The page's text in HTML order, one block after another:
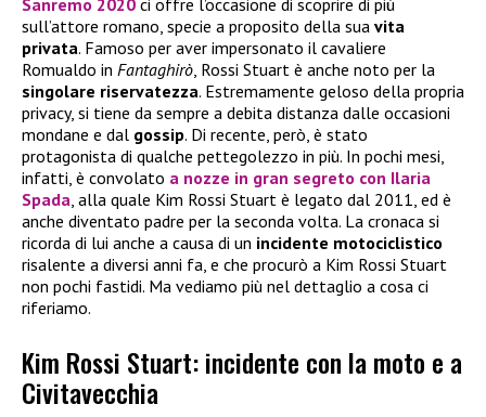
sull’attore romano, specie a proposito della sua vita
privata. Famoso per aver impersonato il cavaliere
Romualdo in Fantaghirò , Rossi Stuart è anche noto per la
singolare riservatezza. Estremamente geloso della propria
privacy, si tiene da sempre a debita distanza dalle occasioni
mondane e dal gossip. Di recente, però, è stato
protagonista di qualche pettegolezzo in più. In pochi mesi,
infatti, è convolato a nozze in gran segreto con Ilaria
Spada , alla quale Kim Rossi Stuart è legato dal 2011, ed è
anche diventato padre per la seconda volta. La cronaca si
ricorda di lui anche a causa di un incidente motociclistico
risalente a diversi anni fa, e che procurò a Kim Rossi Stuart
non pochi fastidi. Ma vediamo più nel dettaglio a cosa ci
riferiamo.
Kim Rossi Stuart: incidente con la moto e a
Civitavecchia